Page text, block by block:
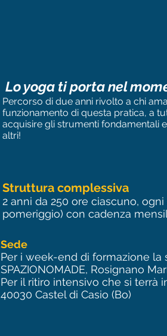
Lo yoga ti porta nel
Percorso di due anni rivolto a chi
funzionamento di questa pratica, a
acquisire gli strumenti fondamentali
altri!
Struttura complessiva
2 anni da 250 ore ciascuno,
pomeriggio) con cadenza
​Sede
Per i week-end di formazione la
SPAZIONOMADE, Rosignano
Per il ritiro intensivo che si terrà
40030 Castel di Casio (Bo)